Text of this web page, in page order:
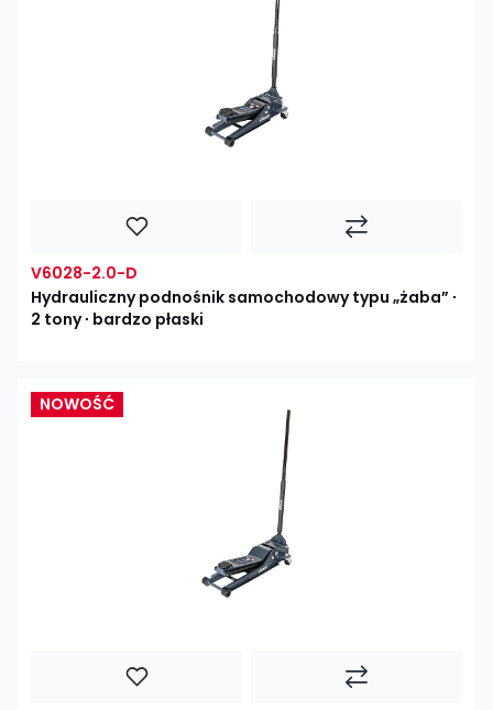
V6028-2.0-D
Hydrauliczny podnośnik samochodowy typu „żaba” ∙
2 tony ∙ bardzo płaski
NOWOŚĆ